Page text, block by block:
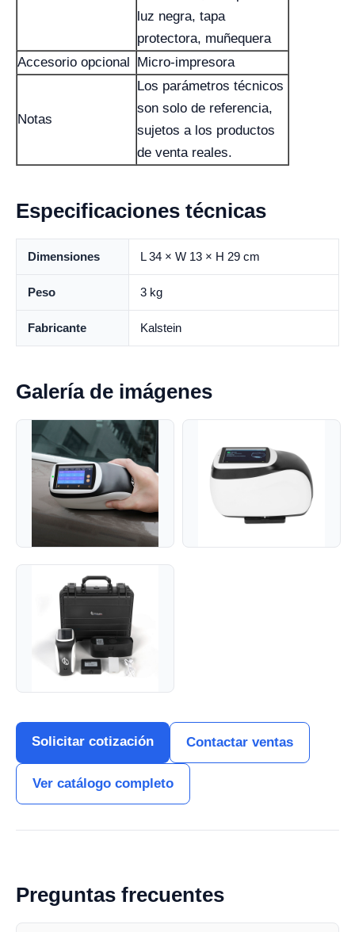
luz negra, tapa
protectora, muñequera
Accesorio opcional Micro-impresora
Notas
Los parámetros técnicos
son solo de referencia,
sujetos a los productos
de venta reales.
Especificaciones técnicas
Dimensiones L 34 × W 13 × H 29 cm
Peso 3 kg
Fabricante Kalstein
Galería de imágenes
Solicitar cotización Contactar ventas
Ver catálogo completo
Preguntas frecuentes